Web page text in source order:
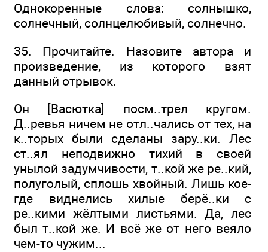
Однокоренные слова: солнышко,
солнечный, солнцелюбивый, солнечно.
35. Прочитайте. Назовите автора и
произведение, из которого взят
данный отрывок.
Он [Васютка] посм..трел кругом.
Д..ревья ничем не отл..чались от тех, на
к..торых были сделаны зару..ки. Лес
ст..ял неподвижно тихий в своей
унылой задумчивости, т..кой же ре..кий,
полуголый, сплошь хвойный. Лишь кое-
где виднелись хилые берё..ки с
ре..кими жёлтыми листьями. Да, лес
был т..кой же. И всё же от него веяло
чем-то чужим...